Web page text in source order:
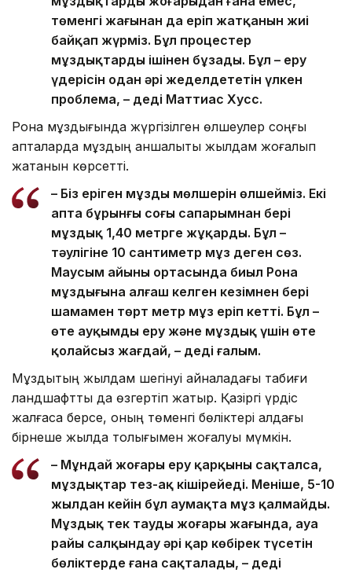
төменгі жағынан да еріп жатқанын жиі
байқап жүрміз. Бұл процестер
мұздықтарды ішінен бұзады. Бұл – еру
үдерісін одан әрі жеделдететін үлкен
проблема, – деді Маттиас Хусс.
Рона мұздығында жүргізілген өлшеулер соңғы
апталарда мұздың қаншалықты жылдам жоғалып
жатқанын көрсетті.
– Біз еріген мұздың мөлшерін өлшейміз. Екі
апта бұрынғы соңғы сапарымнан бері
мұздық 1,40 метрге жұқарды. Бұл –
тәулігіне 10 сантиметр мұз деген сөз.
Маусым айының ортасында биыл Рона
мұздығына алғаш келген кезімнен бері
шамамен төрт метр мұз еріп кетті. Бұл –
өте ауқымды еру және мұздық үшін өте
қолайсыз жағдай, – деді ғалым.
Мұздықтың жылдам шегінуі айналадағы табиғи
ландшафтты да өзгертіп жатыр. Қазіргі үрдіс
жалғаса берсе, оның төменгі бөліктері алдағы
бірнеше жылда толығымен жоғалуы мүмкін.
– Мұндай жоғары еру қарқыны сақталса,
мұздықтар тез-ақ кішірейеді. Меніңше, 5-10
жылдан кейін бұл аумақта мұз қалмайды.
Мұздық тек таудың жоғары жағында, ауа
райы салқындау әрі қар көбірек түсетін
бөліктерде ғана сақталады, – деді